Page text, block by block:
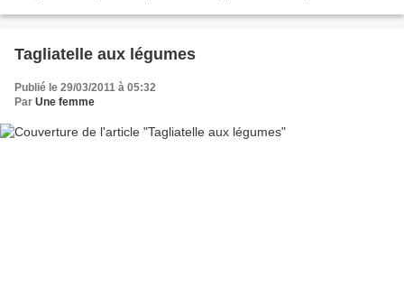
Tagliatelle aux légumes
Publié le 29/03/2011 à 05:32
Par Une femme